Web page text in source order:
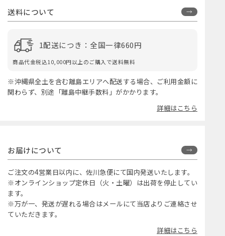
送料について
1配送につき：全国一律660円
商品代金税込10,000円以上のご購入で送料無料
※沖縄県全土を含む離島エリアへ配送する場合、ご利用金額に
関わらず、別途「離島中継手数料」がかかります。
詳細はこちら
お届けについて
ご注文の4営業日以内に、佐川急便にて国内発送いたします。
※オンラインショップ定休日（火・土曜）は出荷を停止してい
ます。
※万が一、発送が遅れる場合はメールにて当店よりご連絡させ
ていただきます。
詳細はこちら